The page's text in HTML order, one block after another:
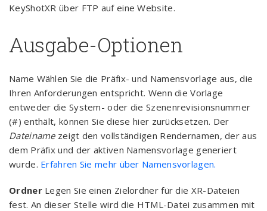
KeyShotXR über FTP auf eine Website.
Ausgabe-Optionen
Name Wählen Sie die Präfix- und Namensvorlage aus, die
Ihren Anforderungen entspricht. Wenn die Vorlage
entweder die System- oder die Szenenrevisionsnummer
(#) enthält, können Sie diese hier zurücksetzen. Der
Dateinamezeigt den vollständigen Rendernamen, der aus
dem Präfix und der aktiven Namensvorlage generiert
wurde. Erfahren Sie mehr über Namensvorlagen.
OrdnerLegen Sie einen Zielordner für die XR-Dateien
fest. An dieser Stelle wird die HTML-Datei zusammen mit